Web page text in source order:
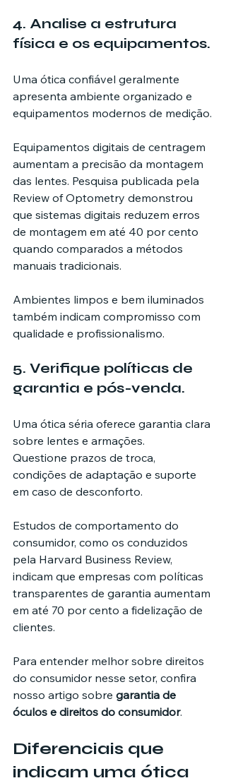
4. Analise a estrutura
física e os equipamentos.
Uma ótica confiável geralmente
apresenta ambiente organizado e
equipamentos modernos de medição.
Equipamentos digitais de centragem
aumentam a precisão da montagem
das lentes. Pesquisa publicada pela
Review of Optometry demonstrou
que sistemas digitais reduzem erros
de montagem em até 40 por cento
quando comparados a métodos
manuais tradicionais.
Ambientes limpos e bem iluminados
também indicam compromisso com
qualidade e profissionalismo.
5. Verifique políticas de
garantia e pós-venda.
Uma ótica séria oferece garantia clara
sobre lentes e armações.
Questione prazos de troca,
condições de adaptação e suporte
em caso de desconforto.
Estudos de comportamento do
consumidor, como os conduzidos
pela Harvard Business Review,
indicam que empresas com políticas
transparentes de garantia aumentam
em até 70 por cento a fidelização de
clientes.
Para entender melhor sobre direitos
do consumidor nesse setor, confira
nosso artigo sobre garantia de
óculos e direitos do consumidor.
Diferenciais que
indicam uma ótica